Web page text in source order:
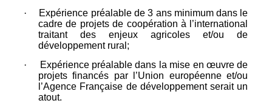
·
Expérience préalable de 3 ans minimum dans le
cadre de projets de coopération à l’international
traitant des enjeux agricoles et/ou de
développement rural;
·
Expérience préalable dans la mise en œuvre de
projets financés par l’Union européenne et/ou
l’Agence Française de développement serait un
atout.